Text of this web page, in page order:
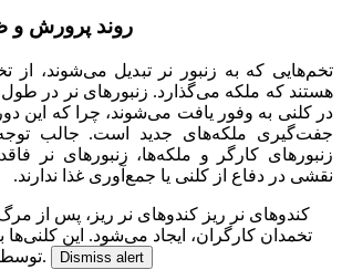
روند پرورش و
تخم‌هایی که به زنبور نر تبدیل می‌شوند، از
هستند که ملکه می‌گذارد. زنبورهای نر در
در کلنی به وفور یافت می‌شوند، چرا که این
جفت‌گیری ملکه‌های جدید است. جالب
زنبورهای کارگر و ملکه‌ها، زنبورهای نر
نقشی در دفاع از کلنی یا جمع‌آوری غذا ندارند.
کندوهای نر ریز کندوهای نر ریز، پس از
تخمدان کارگران، ایجاد می‌شود. این
توسط نرها از بین می روند.‌
Dismiss alert